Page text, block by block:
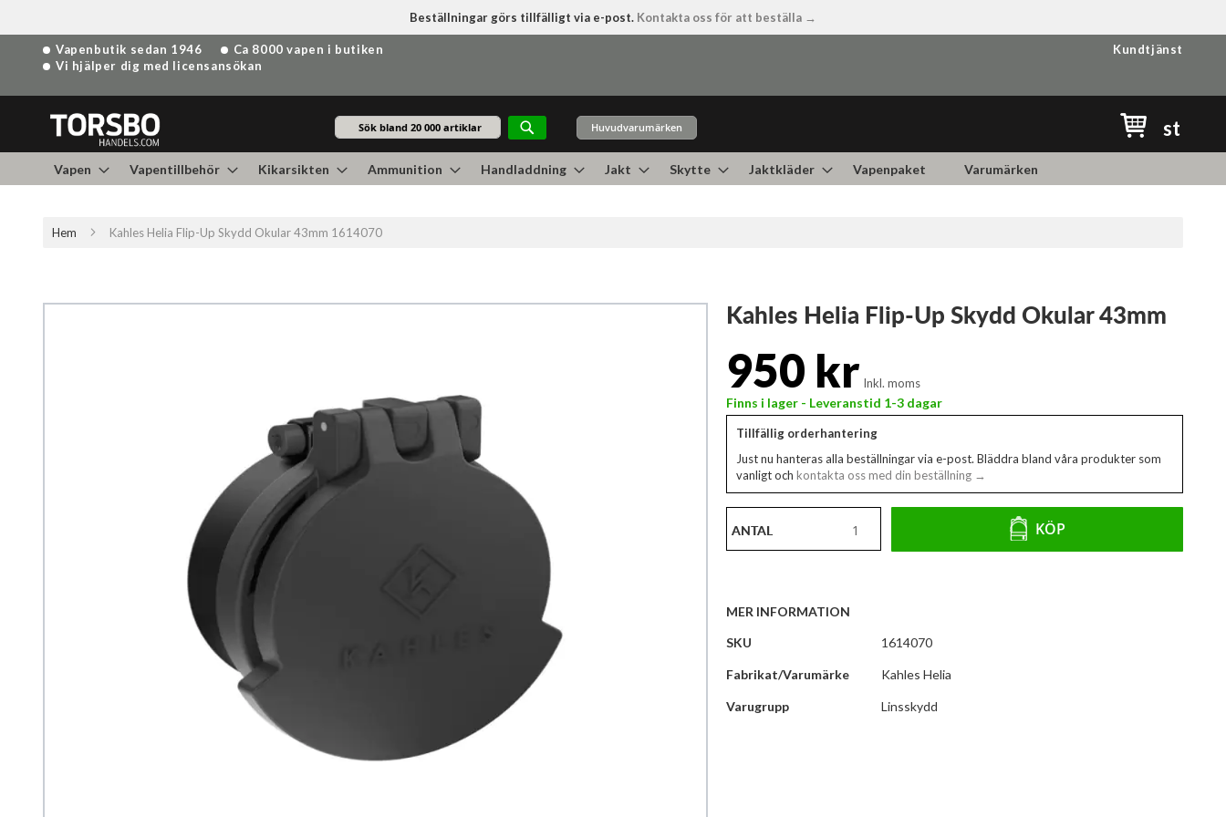
Beställningar görs tillfälligt via e-post. Kontakta oss för att beställa →
Hoppa
till
Vapenbutik sedan 1946
Ca 8000 vapen i butiken
Vi hjälper dig med licensansökan
Kundtjänst
Sök
Huvudvarumärken st
Vapen Vapentillbehör Kikarsikten Ammunition Handladdning Jakt Skytte Jaktkläder Vapenpaket Varumärken
Hem Kahles Helia Flip-Up Skydd Okular 43mm 1614070
Kahles Helia Flip-Up Skydd Okular 43mm
950 kr Inkl. moms
Finns i lager - Leveranstid 1-3 dagar
Tillfällig orderhantering
Just nu hanteras alla beställningar via e-post. Bläddra bland våra produkter som
vanligt och kontakta oss med din beställning →
ANTAL KÖP
MER INFORMATION
Mer
SKU 1614070
Fabrikat/Varumärke Kahles Helia
Varugrupp Linsskydd